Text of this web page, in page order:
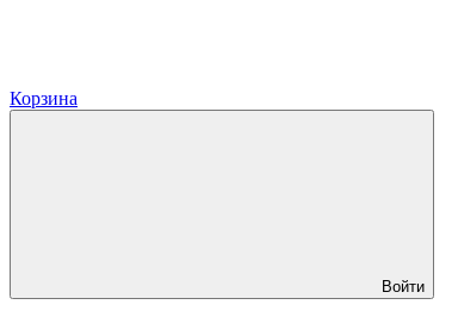
Корзина
Войти